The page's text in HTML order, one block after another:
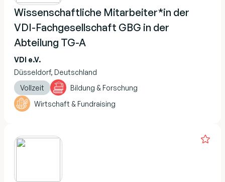
Wissenschaftliche Mitarbeiter*in der
VDI-Fachgesellschaft GBG in der
Abteilung TG-A
VDI e.V.
Düsseldorf, Deutschland
Vollzeit
Bildung & Forschung
Wirtschaft & Fundraising